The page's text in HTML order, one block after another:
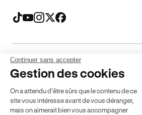
Mentions légales CGV CGU
* Détail des conditions de nos offres
Continuer sans accepter
Gestion des cookies
On a attendu d'être sûrs que le contenu de ce
site vous intéresse avant de vous déranger,
mais on aimerait bien vous accompagner